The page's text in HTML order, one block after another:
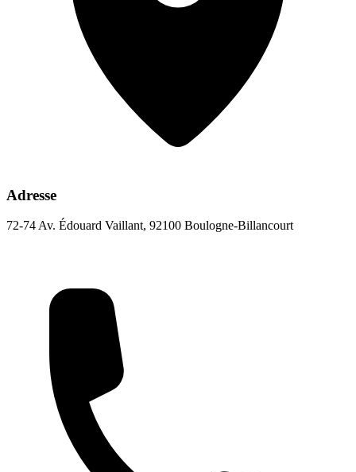
Adresse
72-74 Av. Édouard Vaillant, 92100 Boulogne-Billancourt